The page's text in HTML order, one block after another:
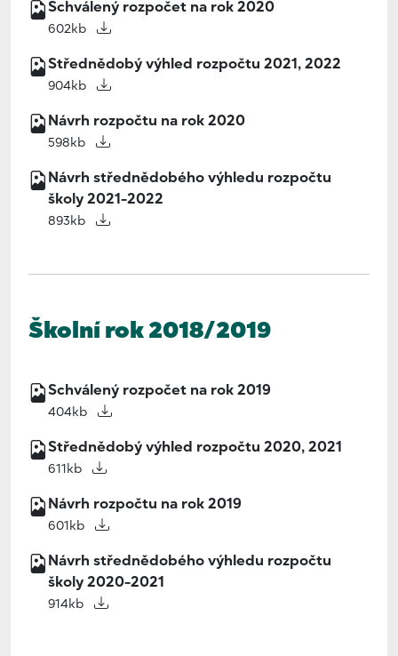
Schválený rozpočet na rok 2020
602kb
Střednědobý výhled rozpočtu 2021, 2022
904kb
Návrh rozpočtu na rok 2020
598kb
Návrh střednědobého výhledu rozpočtu
školy 2021-2022
893kb
Školní rok 2018/2019
Schválený rozpočet na rok 2019
404kb
Střednědobý výhled rozpočtu 2020, 2021
611kb
Návrh rozpočtu na rok 2019
601kb
Návrh střednědobého výhledu rozpočtu
školy 2020-2021
914kb